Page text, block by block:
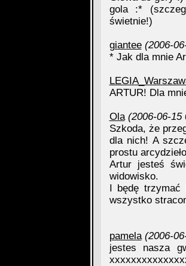
gola :*
świetnie!)
giantee (2006-
* Jak dla mnie
ARTUR! Dla
Ola (2006-06-15
Szkoda, że
dla nich! A
prostu
Artur jesteś
widowisko.
I będę trzymać
wszystko
pamela (2006-
jestes nasza